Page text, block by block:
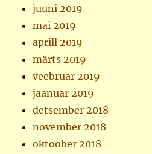
juuni 2019
mai 2019
aprill 2019
märts 2019
veebruar 2019
jaanuar 2019
detsember 2018
november 2018
oktoober 2018